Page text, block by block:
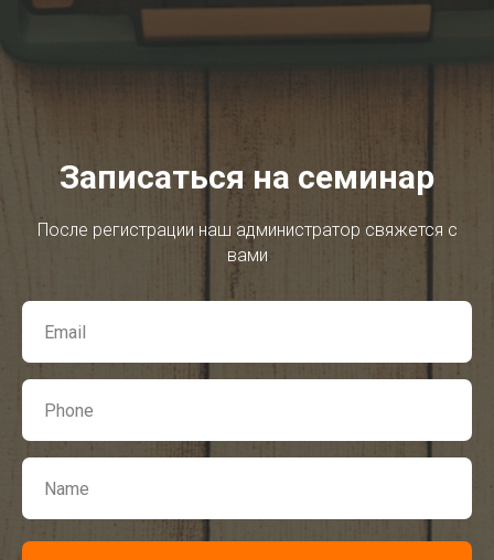
Записаться на семинар
После регистрации наш администратор свяжется с
вами